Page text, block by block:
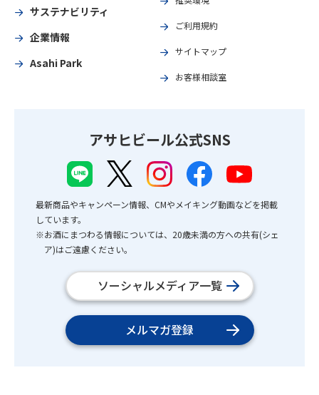
サステナビリティ
企業情報
Asahi Park
ご利用規約
サイトマップ
お客様相談室
アサヒビール公式SNS
最新商品やキャンペーン情報、CMやメイキング動画などを掲載
しています。
※お酒にまつわる情報については、20歳未満の方への共有(シェ
ア)はご遠慮ください。
ソーシャルメディア一覧
メルマガ登録